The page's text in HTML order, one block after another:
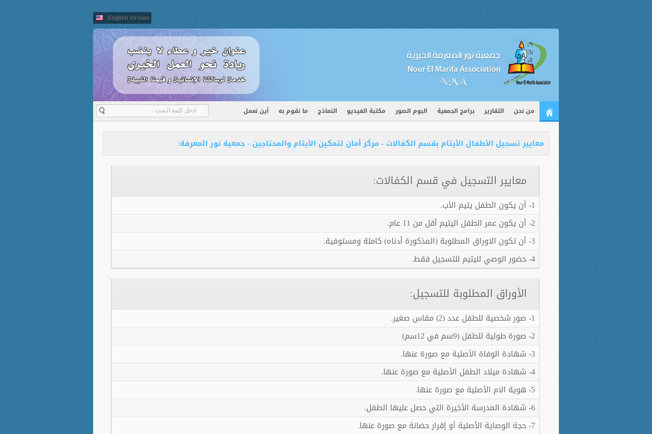
English Virsion
من نحن التقارير برامج الجمعية البوم الصور مكتبة الفيديو النماذج ما نقوم به أين نعمل
معايير تسجيل الأطفال الأيتام بقسم الكفالات - مركز أمان لتمكين الأيتام والمحتاجين - جمعية نور المعرفة:
معايير التسجيل في قسم الكفالات:
1- أن يكون الطفل يتيم الأب.
2- أن يكون عمر الطفل اليتيم أقل من 11 عام.
3- أن تكون الاوراق المطلوبة (المذكورة أدناه) كاملة ومستوفية.
4- حضور الوصي لليتيم للتسجيل فقط.
الأوراق المطلوبة للتسجيل:
1- صور شخصية للطفل عدد (2) مقاس صغير.
2- صورة طولية للطفل (9سم في 12سم)
3- شهادة الوفاة الأصلية مع صورة عنها.
4- شهادة ميلاد الطفل الأصلية مع صورة عنها.
5- هوية الام الأصلية مع صورة عنها.
6- شهادة المدرسة الأخيرة التي حصل عليها الطفل.
7- حجة الوصاية الأصلية أو إقرار حضانة مع صورة عنها.